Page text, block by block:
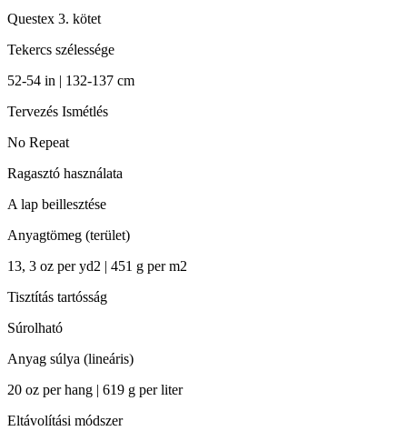
Questex 3. kötet
Tekercs szélessége
52-54 in | 132-137 cm
Tervezés Ismétlés
No Repeat
Ragasztó használata
A lap beillesztése
Anyagtömeg (terület)
13, 3 oz per yd2 | 451 g per m2
Tisztítás tartósság
Súrolható
Anyag súlya (lineáris)
20 oz per hang | 619 g per liter
Eltávolítási módszer